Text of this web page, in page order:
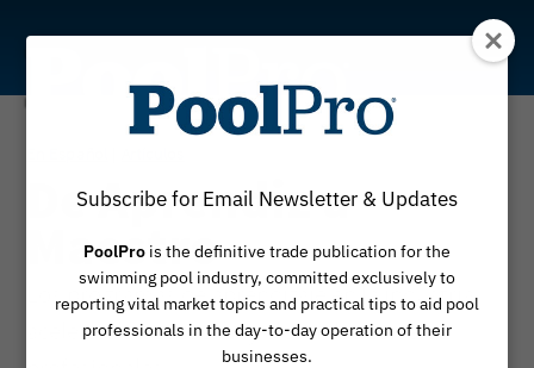
content
De Aprendiz a
Maestro
Los programas de aprendizaje en la industria
aceleran la educación y elevan las carreras
Subscribe for Email Newsletter & Updates
PoolPro is the definitive trade publication for the
swimming pool industry, committed exclusively to
reporting vital market topics and practical tips to aid pool
professionals in the day-to-day operation of their
businesses.